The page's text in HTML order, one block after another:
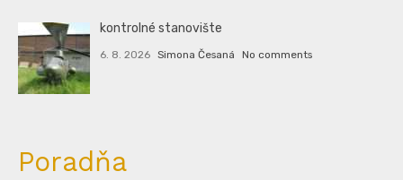
kontrolné stanovište
6. 8. 2026 Simona Česaná No comments
Poradňa